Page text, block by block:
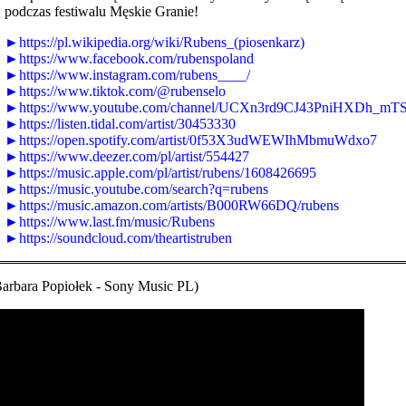
podczas festiwalu Męskie Granie!
►https://pl.wikipedia.org/wiki/Rubens_(piosenkarz)
►https://www.facebook.com/rubenspoland
►https://www.instagram.com/rubens____/
►https://www.tiktok.com/@rubenselo
►https://www.youtube.com/channel/
►https://listen.tidal.com/artist/30453330
►https://open.spotify.com/artist/0f53X3udWEWIhMbmuWdxo7
►https://www.deezer.com/pl/artist/554427
►https://music.apple.com/pl/artist/rubens/1608426695
►https://music.youtube.com/search?q=rubens
►https://music.amazon.com/artists/B000RW66DQ/rubens
►https://www.last.fm/music/Rubens
►https://soundcloud.com/theartistruben
Popiołek - Sony Music PL)